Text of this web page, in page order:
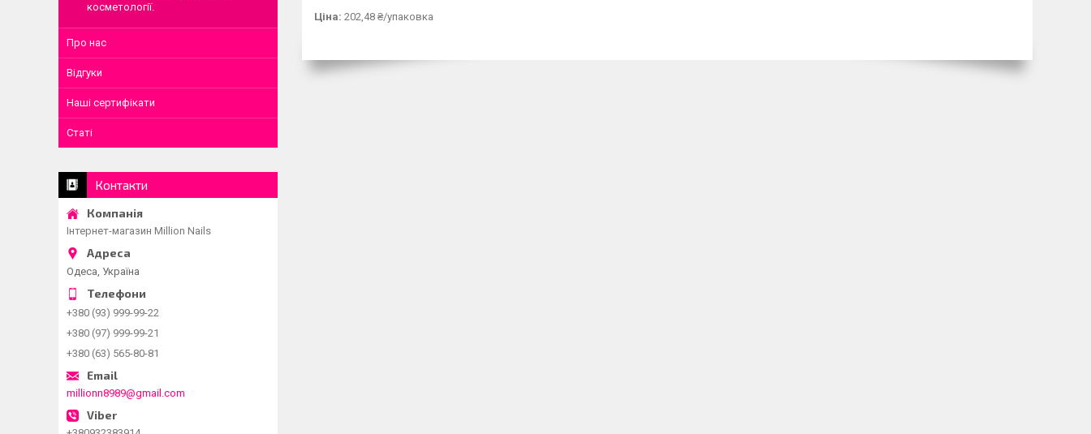
Ціна: 202,48 ₴/упаковка
косметології.
Про нас
Відгуки
Наші сертифікати
Статі
Контакти
Інтернет-магазин Million Nails
Одеса, Україна
+380 (93) 999-99-22
+380 (97) 999-99-21
+380 (63) 565-80-81
millionn8989@gmail.com